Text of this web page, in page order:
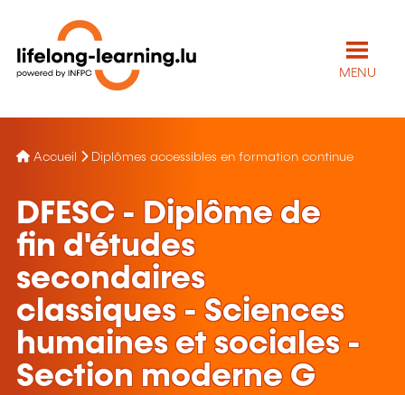
MENU
Accueil Diplômes accessibles en formation continue
DFESC - Diplôme de
fin d'études
secondaires
classiques - Sciences
humaines et sociales -
Section moderne G